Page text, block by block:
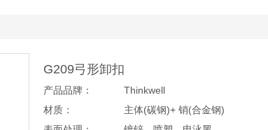
G209弓形卸扣
产品品牌：
Thinkwell
材质：
主体(碳钢)+ 销(合金钢)